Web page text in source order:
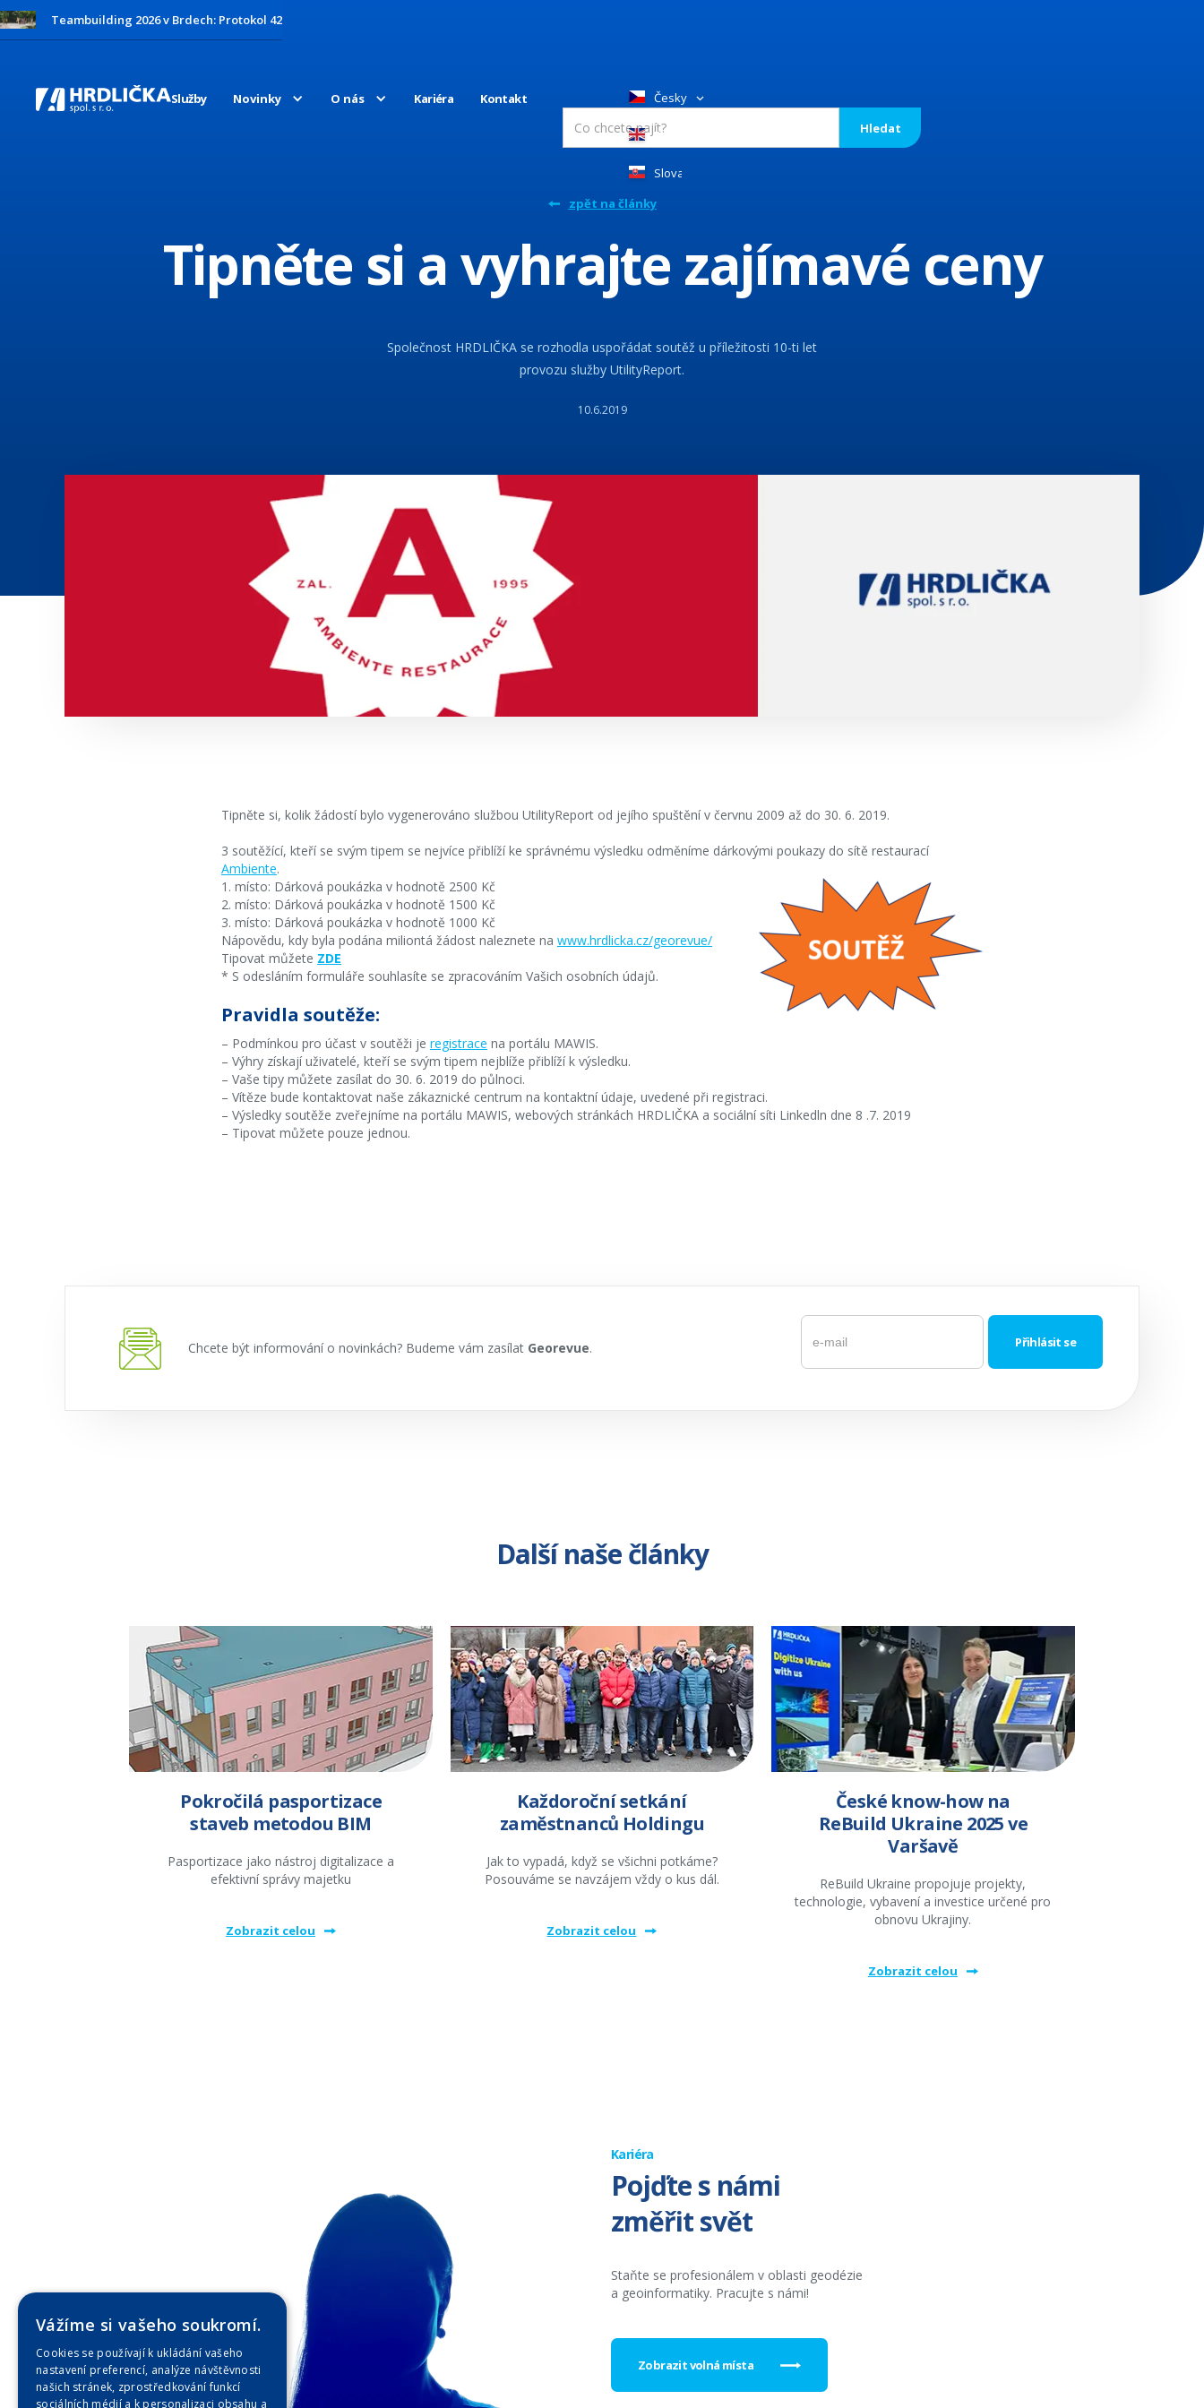
Teambuilding 2026 v Brdech: Protokol 42
Služby Novinky O nás Kariéra Kontakt Česky
English
Slovakia
zpět na články
Tipněte si a vyhrajte zajímavé ceny
Společnost HRDLIČKA se rozhodla uspořádat soutěž u příležitosti 10-ti let
provozu služby UtilityReport.
10.6.2019
Tipněte si, kolik žádostí bylo vygenerováno službou UtilityReport od jejího spuštění v červnu 2009 až do 30. 6. 2019.
3 soutěžící, kteří se svým tipem se nejvíce přiblíží ke správnému výsledku odměníme dárkovými poukazy do sítě restaurací
Ambiente.
1. místo: Dárková poukázka v hodnotě 2500 Kč
2. místo: Dárková poukázka v hodnotě 1500 Kč
3. místo: Dárková poukázka v hodnotě 1000 Kč
Nápovědu, kdy byla podána miliontá žádost naleznete na www.hrdlicka.cz/georevue/
Tipovat můžete ZDE
* S odesláním formuláře souhlasíte se zpracováním Vašich osobních údajů.
Pravidla soutěže:
– Podmínkou pro účast v soutěži je registrace na portálu MAWIS.
– Výhry získají uživatelé, kteří se svým tipem nejblíže přiblíží k výsledku.
– Vaše tipy můžete zasílat do 30. 6. 2019 do půlnoci.
– Vítěze bude kontaktovat naše zákaznické centrum na kontaktní údaje, uvedené při registraci.
– Výsledky soutěže zveřejníme na portálu MAWIS, webových stránkách HRDLIČKA a sociální síti Linkedln dne 8 .7. 2019
– Tipovat můžete pouze jednou.
Chcete být informování o novinkách? Budeme vám zasílat Georevue.
Další naše články
Pokročilá pasportizace
staveb metodou BIM
Pasportizace jako nástroj digitalizace a
efektivní správy majetku
Zobrazit celou
Každoroční setkání
zaměstnanců Holdingu
Jak to vypadá, když se všichni potkáme?
Posouváme se navzájem vždy o kus dál.
Zobrazit celou
České know-how na
ReBuild Ukraine 2025 ve
Varšavě
ReBuild Ukraine propojuje projekty,
technologie, vybavení a investice určené pro
obnovu Ukrajiny.
Zobrazit celou
Kariéra
Pojďte s námi
změřit svět
Staňte se profesionálem v oblasti geodézie
a geoinformatiky. Pracujte s námi!
Zobrazit volná místa
Vážíme si vašeho soukromí.
Cookies se používají k ukládání vašeho
nastavení preferencí, analýze návštěvnosti
našich stránek, zprostředkování funkcí
sociálních médií a k personalizaci obsahu a